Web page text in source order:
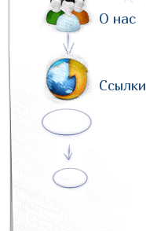
О нас
Ссылки